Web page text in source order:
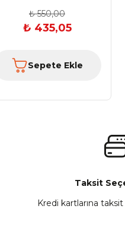
₺ 550,00
₺ 435,05
Sepete Ekle
Taksit
Kredi kartlarına